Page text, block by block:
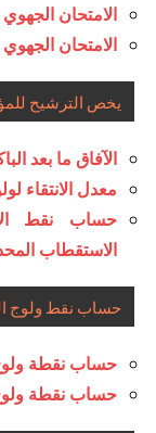
الامتحان
الامتحان
يخص الترشيح
الآفاق ما بعد
معدل الانتقاء
حساب نقط
الاستقطاب
حساب نقط ولوج
حساب نقطة ولوج
حساب نقطة ولوج